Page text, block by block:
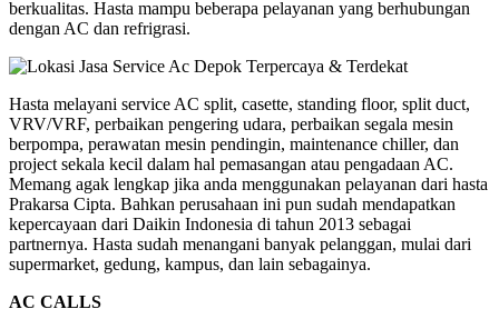
berkualitas. Hasta mampu beberapa pelayanan yang berhubungan
dengan AC dan refrigrasi.
Hasta melayani service AC split, casette, standing floor, split duct,
VRV/VRF, perbaikan pengering udara, perbaikan segala mesin
berpompa, perawatan mesin pendingin, maintenance chiller, dan
project sekala kecil dalam hal pemasangan atau pengadaan AC.
Memang agak lengkap jika anda menggunakan pelayanan dari hasta
Prakarsa Cipta. Bahkan perusahaan ini pun sudah mendapatkan
kepercayaan dari Daikin Indonesia di tahun 2013 sebagai
partnernya. Hasta sudah menangani banyak pelanggan, mulai dari
supermarket, gedung, kampus, dan lain sebagainya.
AC CALLS